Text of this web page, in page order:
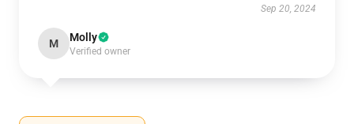
Sep 20, 2024
M Molly
Verified owner